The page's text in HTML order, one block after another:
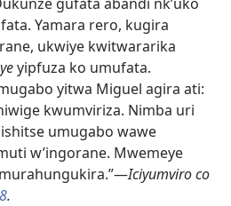
Yamara rero, kugira
ukwiye kwitwararika
yipfuza ko umufata.
yitwa Miguel agira ati:
kwumviriza. Nimba uri
umugabo wawe
w’ingorane. Mwemeye
—Iciyumviro co
.